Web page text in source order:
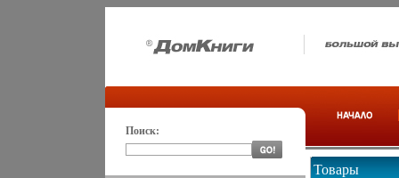
Поиск:
Товары